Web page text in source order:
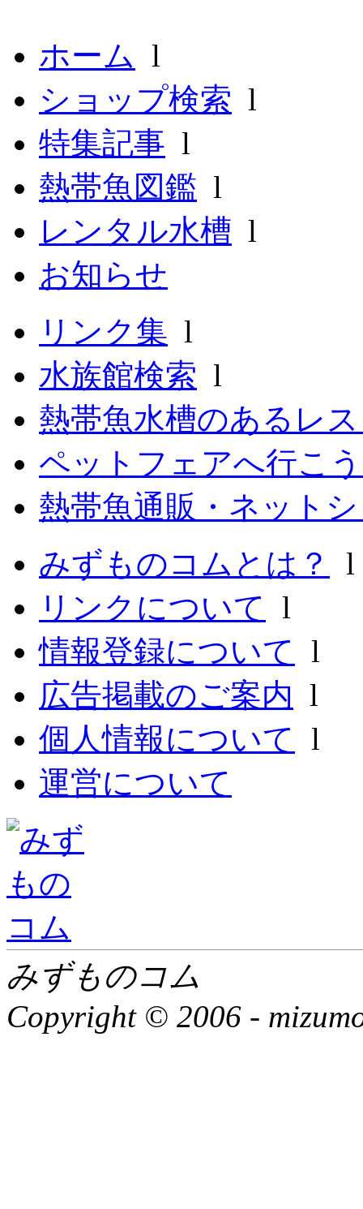
ホーム l
ショップ検索 l
特集記事 l
熱帯魚図鑑 l
レンタル水槽 l
お知らせ
リンク集 l
水族館検索 l
熱帯魚水槽のあるレ
ペットフェアへ行こ
熱帯魚通販・ネット
みずものコムとは？
リンクについて l
情報登録について l
広告掲載のご案内 l
個人情報について l
運営について
みずものコム
Copyright © 2006 -